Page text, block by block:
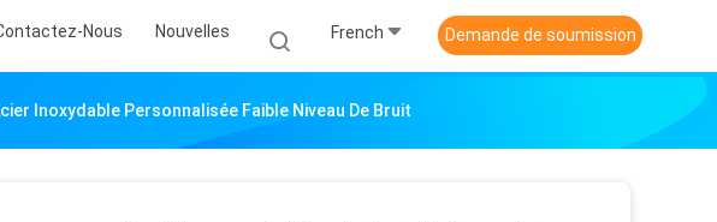
Nous Nouvelles French Demande de soumission
Inoxydable Personnalisée Faible Niveau De Bruit